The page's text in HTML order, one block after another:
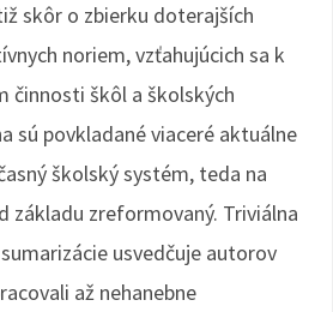
skôr o zbierku doterajších
noriem, vzťahujúcich sa k
činnosti škôl a školských
sú povkladané viaceré aktuálne
školský systém, teda na
základu zreformovaný. Triviálna
usvedčuje autorov
až nehanebne